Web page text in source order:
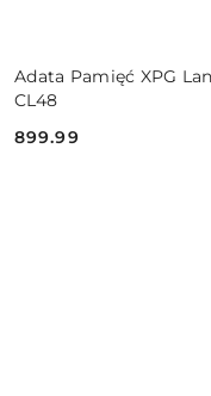
Adata Pamięć XPG
CL48
Cena:
899.99